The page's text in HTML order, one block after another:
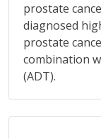
prostate
diagnosed
prostate
combination
(ADT).